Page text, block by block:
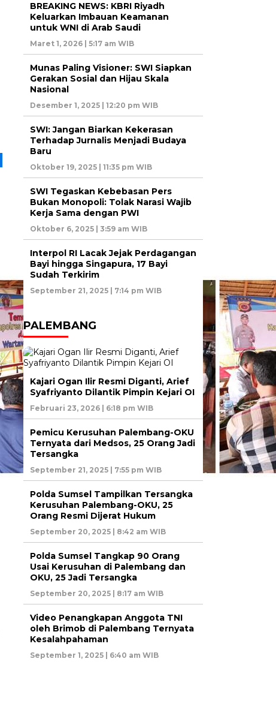
BREAKING NEWS: KBRI Riyadh
Keluarkan Imbauan Keamanan
untuk WNI di Arab Saudi
Maret 1, 2026 | 5:17 am WIB
Munas Paling Visioner: SWI Siapkan
Gerakan Sosial dan Hijau Skala
Nasional
Desember 1, 2025 | 12:20 pm WIB
SWI: Jangan Biarkan Kekerasan
Terhadap Jurnalis Menjadi Budaya
Baru
Oktober 19, 2025 | 11:35 pm WIB
SWI Tegaskan Kebebasan Pers
Bukan Monopoli: Tolak Narasi Wajib
Kerja Sama dengan PWI
Oktober 6, 2025 | 3:59 am WIB
Interpol RI Lacak Jejak Perdagangan
Bayi hingga Singapura, 17 Bayi
Sudah Terkirim
September 21, 2025 | 7:14 pm WIB
PALEMBANG
Kajari Ogan Ilir Resmi Diganti, Arief
Syafriyanto Dilantik Pimpin Kejari OI
Februari 23, 2026 | 6:18 pm WIB
Pemicu Kerusuhan Palembang-OKU
Ternyata dari Medsos, 25 Orang Jadi
Tersangka
September 21, 2025 | 7:55 pm WIB
Polda Sumsel Tampilkan Tersangka
Kerusuhan Palembang-OKU, 25
Orang Resmi Dijerat Hukum
September 20, 2025 | 8:42 am WIB
Polda Sumsel Tangkap 90 Orang
Usai Kerusuhan di Palembang dan
OKU, 25 Jadi Tersangka
September 20, 2025 | 8:17 am WIB
Video Penangkapan Anggota TNI
oleh Brimob di Palembang Ternyata
Kesalahpahaman
September 1, 2025 | 6:40 am WIB